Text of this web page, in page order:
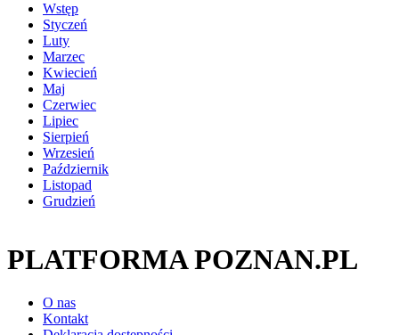
Wstęp
Styczeń
Luty
Marzec
Kwiecień
Maj
Czerwiec
Lipiec
Sierpień
Wrzesień
Październik
Listopad
Grudzień
PLATFORMA POZNAN.PL
O nas
Kontakt